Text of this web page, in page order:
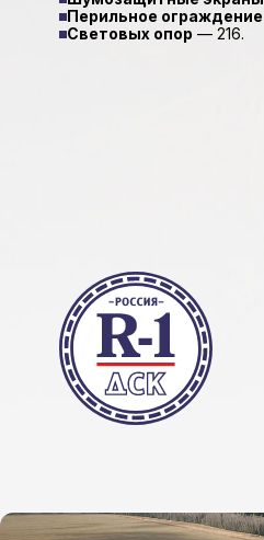
Перильное ограждение
Световых опор — 216.